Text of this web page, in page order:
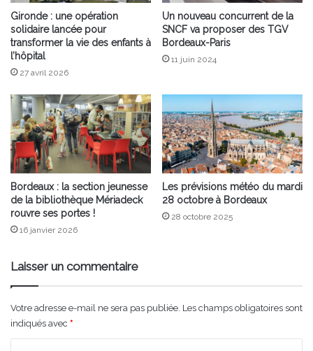
Gironde : une opération
solidaire lancée pour
transformer la vie des enfants à
l’hôpital
27 avril 2026
Un nouveau concurrent de la
SNCF va proposer des TGV
Bordeaux-Paris
11 juin 2024
Bordeaux : la section jeunesse
de la bibliothèque Mériadeck
rouvre ses portes !
16 janvier 2026
Les prévisions météo du mardi
28 octobre à Bordeaux
28 octobre 2025
Laisser un commentaire
Votre adresse e-mail ne sera pas publiée. Les champs obligatoires sont
indiqués avec *